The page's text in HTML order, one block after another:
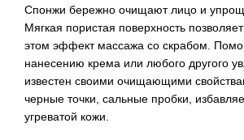
Спонжи бережно очищают лицо и
Мягкая пористая поверхность
этом эффект массажа со скрабом.
нанесению крема или любого другого
известен своими очищающими
черные точки, сальные пробки,
угреватой кожи.